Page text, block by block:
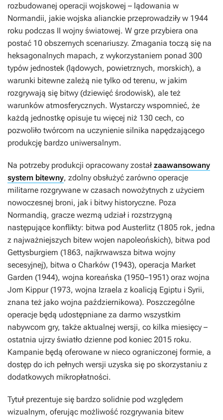
rozbudowanej operacji wojskowej – lądowania w
Normandii, jakie wojska alianckie przeprowadziły w 1944
roku podczas II wojny światowej. W grze przybiera ona
postać 10 obszernych scenariuszy. Zmagania toczą się na
heksagonalnych mapach, z wykorzystaniem ponad 300
typów jednostek (lądowych, powietrznych, morskich), a
warunki bitewne zależą nie tylko od terenu, w jakim
rozgrywają się bitwy (dziewięć środowisk), ale też
warunków atmosferycznych. Wystarczy wspomnieć, że
każdą jednostkę opisuje tu więcej niż 130 cech, co
pozwoliło twórcom na uczynienie silnika napędzającego
produkcję bardzo uniwersalnym.
Na potrzeby produkcji opracowany został zaawansowany
system bitewny, zdolny obsłużyć zarówno operacje
militarne rozgrywane w czasach nowożytnych z użyciem
nowoczesnej broni, jak i bitwy historyczne. Poza
Normandią, gracze wezmą udział i rozstrzygną
następujące konflikty: bitwa pod Austerlitz (1805 rok, jedna
z najważniejszych bitew wojen napoleońskich), bitwa pod
Gettysburgiem (1863, najkrwawsza bitwa wojny
secesyjnej), bitwa o Charków (1943), operacja Market
Garden (1944), wojna koreańska (1950–1951) oraz wojna
Jom Kippur (1973, wojna Izraela z koalicją Egiptu i Syrii,
znana też jako wojna październikowa). Poszczególne
operacje będą udostępniane za darmo wszystkim
nabywcom gry, także aktualnej wersji, co kilka miesięcy –
ostatnia ujrzy światło dzienne pod koniec 2015 roku.
Kampanie będą oferowane w nieco ograniczonej formie, a
dostęp do ich pełnych wersji uzyska się po skorzystaniu z
dodatkowych mikropłatności.
Tytuł prezentuje się bardzo solidnie pod względem
wizualnym, oferując możliwość rozgrywania bitew